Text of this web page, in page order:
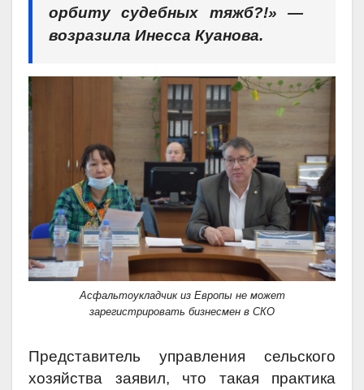
орбиту судебных тяжб?!» —
возразила Инесса Куанова.
Асфальтоукладчик из Европы не может
зарегистрировать бизнесмен в СКО
Представитель управления сельского
хозяйства заявил, что такая практика